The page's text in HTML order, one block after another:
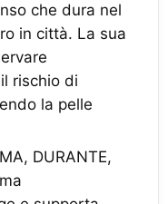
che dura nel
in città. La sua
rischio di
la pelle
DURANTE,